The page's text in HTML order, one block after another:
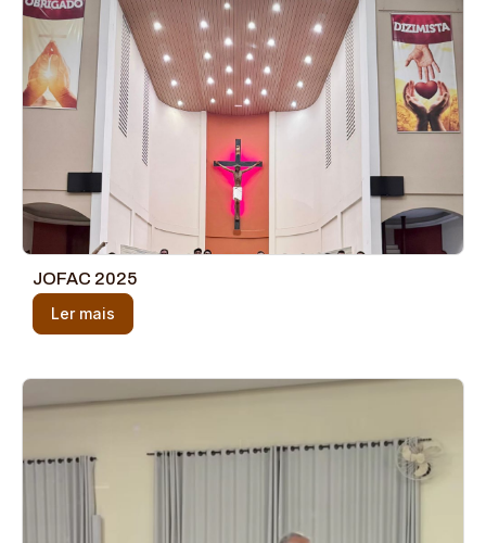
JOFAC 2025
Ler mais